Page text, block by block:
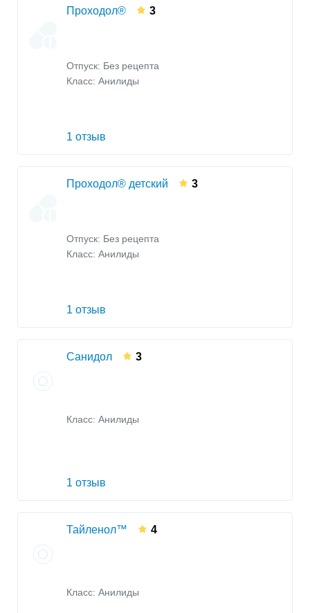
Проходол® 3
Отпуск: Без рецепта
Класс: Анилиды
1 отзыв
Проходол® детский 3
Отпуск: Без рецепта
Класс: Анилиды
1 отзыв
Санидол 3
Класс: Анилиды
1 отзыв
Тайленол™ 4
Класс: Анилиды